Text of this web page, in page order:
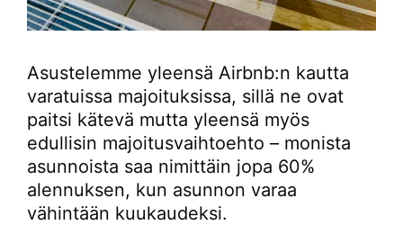
Asustelemme yleensä Airbnb:n kautta
varatuissa majoituksissa, sillä ne ovat
paitsi kätevä mutta yleensä myös
edullisin majoitusvaihtoehto – monista
asunnoista saa nimittäin jopa 60%
alennuksen, kun asunnon varaa
vähintään kuukaudeksi.